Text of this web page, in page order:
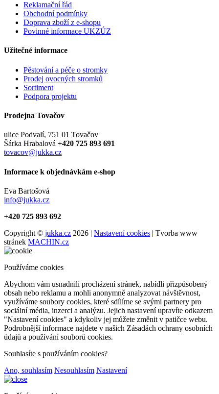
Reklamační řád
Obchodní podmínky
Doprava zboží z e-shopu
Povinné informace UKZÚZ
Užitečné informace
Pěstování a péče o stromky
Prodej ovocných stromků
Sortiment
Podpora projektu
Prodejna Tovačov
ulice Podvalí, 751 01 Tovačov
Šárka Hrabalová +420 725 893 691
tovacov@jukka.cz
Informace k objednávkám e-shop
Eva Bartošová
info@jukka.cz
+420 725 893 692
Copyright © jukka.cz 2026 | Nastavení cookies | Tvorba www
stránek MACHIN.cz
Používáme cookies
Abychom vám usnadnili procházení stránek, nabídli přizpůsobený
obsah nebo reklamu a mohli anonymně analyzovat návštěvnost,
využíváme soubory cookies, které sdílíme se svými partnery pro
sociální média, inzerci a analýzu. Jejich nastavení upravíte odkazem
"Nastavení cookies" a kdykoliv jej můžete změnit v patičce webu.
Podrobnější informace najdete v našich Zásadách ochrany osobních
údajů a používání souborů cookies.
Souhlasíte s používáním cookies?
Ano, souhlasím Nesouhlasím Nastavení